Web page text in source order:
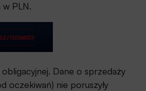
PLN.
Dane o sprzedaży
oczekiwań) nie poruszyły